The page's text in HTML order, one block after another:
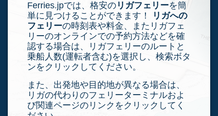
Ferries.jpでは、格安の リガフェリーを簡
単に見つけることができます！
リガへの
フェリーの時刻表や料金、またリガフェ
リーのオンラインでの予約方法などを確
認する場合は、リガフェリーのルートと
乗船人数(運転者含む)を選択し、検索ボタ
ンをクリックしてください。
また、出発地や目的地が異なる場合は、
リガの代わりのフェリーターミナルおよ
び関連ページのリンクをクリックしてく